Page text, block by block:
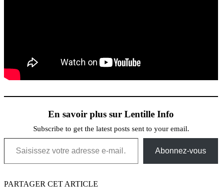
En savoir plus sur Lentille Info
Subscribe to get the latest posts sent to your email.
Saisissez votre adresse e-mail…
Abonnez-vous
PARTAGER CET ARTICLE